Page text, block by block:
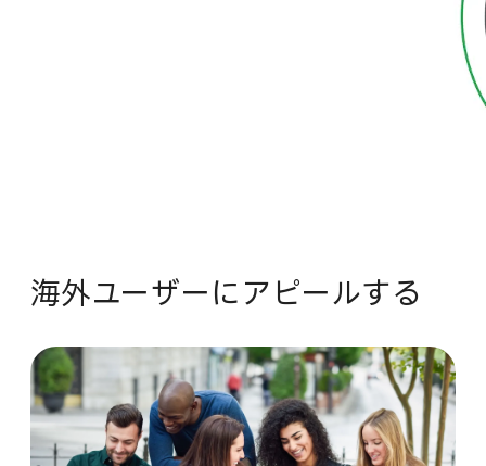
海外ユーザーに​アピールする